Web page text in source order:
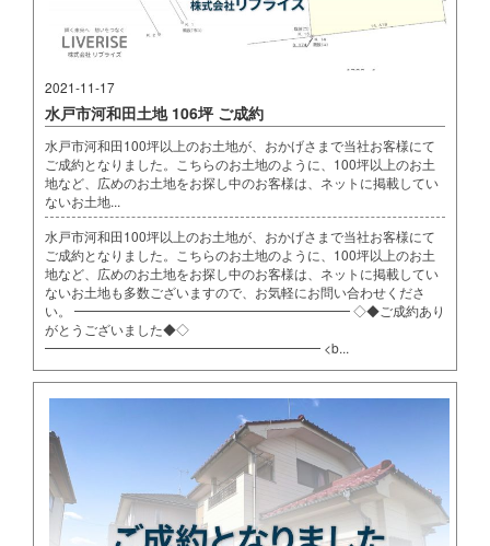
2021-11-17
水戸市河和田土地 106坪 ご成約
水戸市河和田100坪以上のお土地が、おかげさまで当社お客様にて
ご成約となりました。こちらのお土地のように、100坪以上のお土
地など、広めのお土地をお探し中のお客様は、ネットに掲載してい
ないお土地...
水戸市河和田100坪以上のお土地が、おかげさまで当社お客様にて
ご成約となりました。こちらのお土地のように、100坪以上のお土
地など、広めのお土地をお探し中のお客様は、ネットに掲載してい
ないお土地も多数ございますので、お気軽にお問い合わせくださ
い。 ━━━━━━━━━━━━━━━━━━━━━ ◇◆ご成約あり
がとうございました◆◇
━━━━━━━━━━━━━━━━━━━━━ <b...